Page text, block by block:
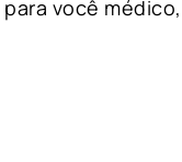
você